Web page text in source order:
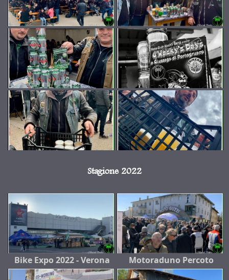
Stagione 2022
Bike Expo 2022 - Verona Motoraduno Percoto